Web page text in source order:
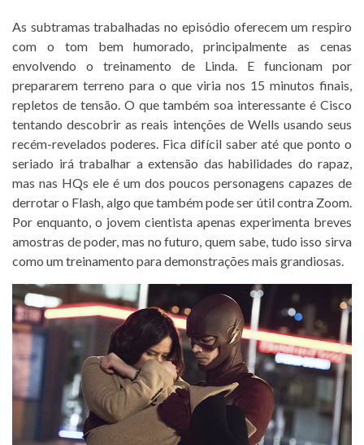
As subtramas trabalhadas no episódio oferecem um respiro
com o tom bem humorado, principalmente as cenas
envolvendo o treinamento de Linda. E funcionam por
prepararem terreno para o que viria nos 15 minutos finais,
repletos de tensão. O que também soa interessante é Cisco
tentando descobrir as reais intenções de Wells usando seus
recém-revelados poderes. Fica difícil saber até que ponto o
seriado irá trabalhar a extensão das habilidades do rapaz,
mas nas HQs ele é um dos poucos personagens capazes de
derrotar o Flash, algo que também pode ser útil contra Zoom.
Por enquanto, o jovem cientista apenas experimenta breves
amostras de poder, mas no futuro, quem sabe, tudo isso sirva
como um treinamento para demonstrações mais grandiosas.